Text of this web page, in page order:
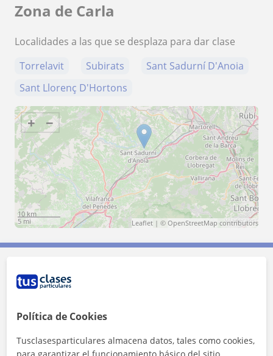
Zona de Carla
Localidades a las que se desplaza para dar clase
Torrelavit
Subirats
Sant Sadurní D'Anoia
Sant Llorenç D'Hortons
+ −
10 km
5 mi
Leaflet | © OpenStreetMap contributors
Contacta con Carla
Tarifa
1ª clase gratis
Política de Cookies
Tusclasesparticulares almacena datos, tales como cookies,
para garantizar el funcionamiento básico del sitio,